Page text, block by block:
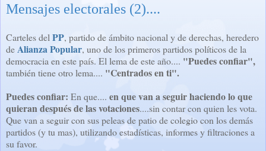
Mensajes electorales (2)....
Carteles del PP, partido de ámbito nacional y de derechas, heredero
deAlianza Popular, uno de los primeros partidos políticos de la
democracia en este país. El lema de este año.... "Puedes confiar",
también tiene otro lema.... "Centrados en ti".
Puedes confiar: En que.... en que van a seguir haciendo lo que
quieran después de las votaciones....sin contar con quien les vota.
Que van a seguir con sus peleas de patio de colegio con los demás
partidos (y tu mas), utilizando estadísticas, informes y filtraciones a
su favor.